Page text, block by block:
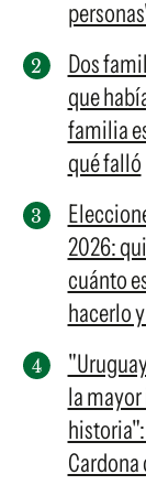
Suscribite x
Dos
que
familia
qué falló
2026:
cuánto
hacerlo
la